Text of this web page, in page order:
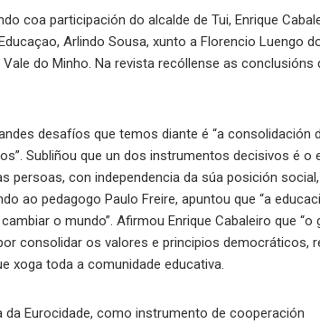
coa participación do alcalde de Tui, Enrique
Arlindo Sousa, xunto a Florencio Luengo
do Minho. Na revista recóllense as conclusións
desafíos que temos diante é “a consolidación
Subliñou que un dos instrumentos decisivos é o
persoas, con independencia da súa posición
ao pedagogo Paulo Freire, apuntou que “a
o mundo”. Afirmou Enrique Cabaleiro que “o
consolidar os valores e principios democráticos,
xoga toda a comunidade educativa.
Eurocidade, como instrumento de cooperación